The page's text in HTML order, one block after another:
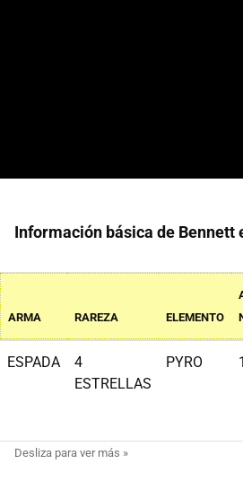
Información básica de Bennett
ARMA RAREZA ELEMENTO
ESPADA
4
ESTRELLAS
PYRO